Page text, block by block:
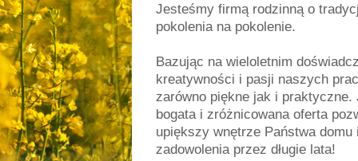
Jesteśmy firmą rodzinną o
pokolenia na pokolenie.
Bazując na wieloletnim
kreatywności i pasji naszych
zarówno piękne jak i
bogata i zróżnicowana oferta
upiększy wnętrze Państwa domu
zadowolenia przez długie lata!